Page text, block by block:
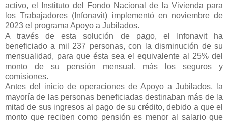
activo, el Instituto del Fondo Nacional de la Vivienda para
los Trabajadores (Infonavit) implementó en noviembre de
2023 el programa Apoyo a Jubilados.
A través de esta solución de pago, el Infonavit ha
beneficiado a mil 237 personas, con la disminución de su
mensualidad, para que ésta sea el equivalente al 25% del
monto de su pensión mensual, más los seguros y
comisiones.
Antes del inicio de operaciones de Apoyo a Jubilados, la
mayoría de las personas beneficiadas destinaban más de la
mitad de sus ingresos al pago de su crédito, debido a que el
monto que reciben como pensión es menor al salario que